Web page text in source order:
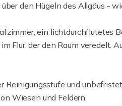
den Hügeln des Allgäus -
ein lichtdurchflutetes
Flur, der den Raum veredelt.
Reinigungsstufe und
Wiesen und Feldern.